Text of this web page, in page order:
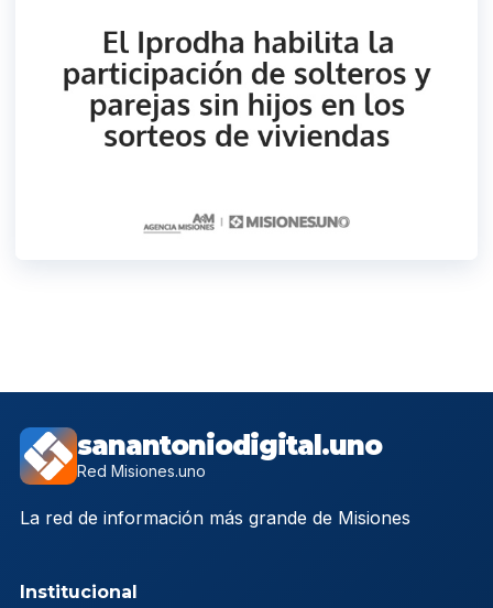
sanantoniodigital.uno
Red Misiones.uno
La red de información más grande de Misiones
Institucional